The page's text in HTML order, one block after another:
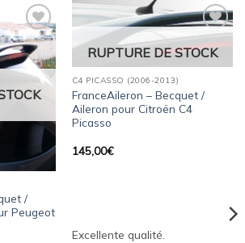
Ajouter
à la
wishlist
/
Peugeot
à la
RUPTURE DE STOCK
C4 PICASSO (2006-2013)
FranceAileron – Becquet /
Aileron pour Citroën C4
Picasso
145,00€
Excellente qualité.